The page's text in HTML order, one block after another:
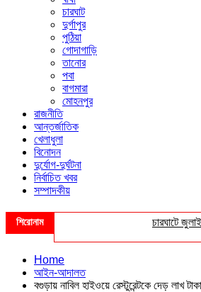
চারঘাট
দুর্গাপুর
পুঠিয়া
গোদাগাড়ি
তানোর
পবা
বাগমারা
মোহনপুর
রাজনীতি
আন্তর্জাতিক
খেলাধুলা
বিনোদন
দুর্যোগ-দুর্ঘটনা
নির্বাচিত খবর
সম্পাদকীয়
শিরোনাম চারঘাটে জুলাই
Home
আইন-আদালত
বগুড়ায় নাবিল হাইওয়ে রেস্টুরেন্টকে দেড় লাখ